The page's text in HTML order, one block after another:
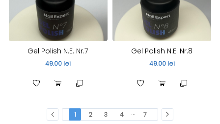
Gel Polish N.E. Nr.7
49.00 lei
Gel Polish N.E. Nr.8
49.00 lei
1 2 3 4 ... 7